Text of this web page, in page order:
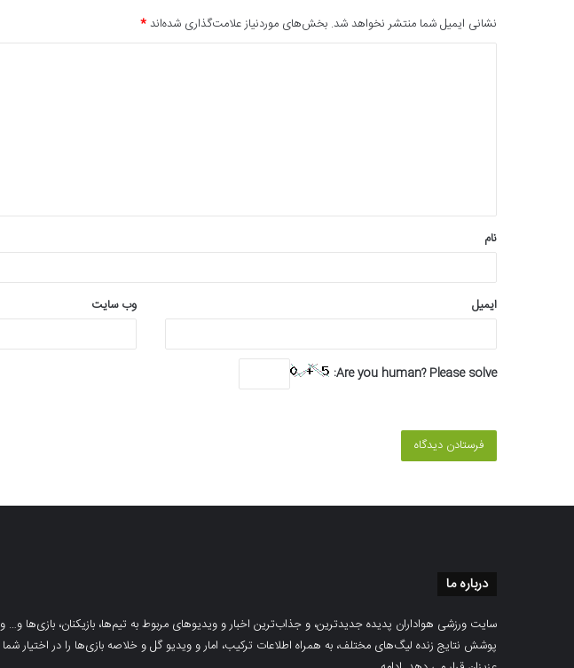
نشانی ایمیل شما منتشر نخواهد شد. بخش‌های موردنیاز علامت‌گذاری شده‌اند*
*
نام
ایمیل وب‌ سایت
Are you human? Please solve:
درباره ما
سایت ورزشی هواداران پدیده جدیدترین، و جذاب‌ترین اخبار و ویدیوهای مربوط به تیم‌ها، بازیکنان، بازی‌ها و… و
پوشش نتایج زنده لیگ‌های مختلف، به همراه اطلاعات ترکیب، امار و ویدیو‌‌ گل‌ و خلاصه بازی‌ها را در اختیار شما